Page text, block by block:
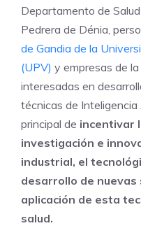
Departamento de
Pedrera de Dénia,
de Gandia de la
(UPV) y empresas de
interesadas en
técnicas de
principal de incentivar
investigación e
industrial, el
desarrollo de nuevas
aplicación de esta
salud.